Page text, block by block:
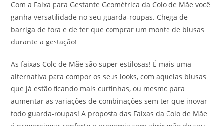
Com a Faixa para Gestante Geométrica da Colo de Mãe você
ganha versatilidade no seu guarda-roupas. Chega de
barriga de fora e de ter que comprar um monte de blusas
durante a gestação!
As faixas Colo de Mãe são super estilosas! É mais uma
alternativa para compor os seus looks, com aquelas blusas
que já estão ficando mais curtinhas, ou mesmo para
aumentar as variações de combinações sem ter que inovar
todo guarda-roupas! A proposta das Faixas da Colo de Mãe